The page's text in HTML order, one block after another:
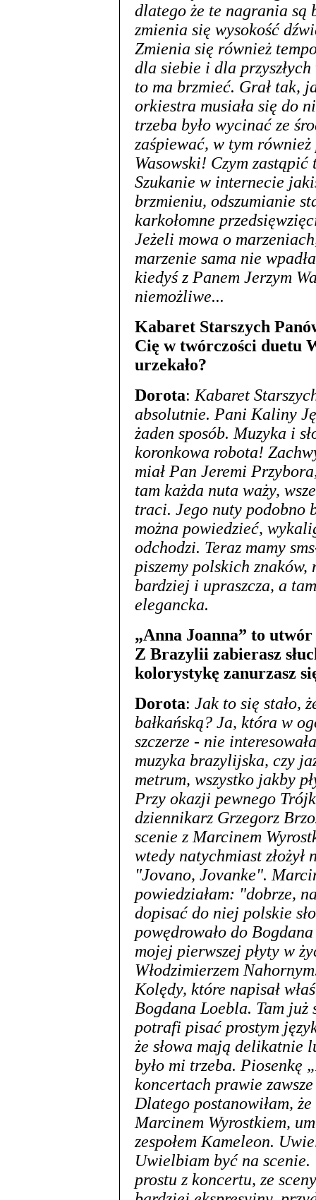
dlatego że te nagrania są
zmienia się wysokość
Zmienia się również
dla siebie i dla
to ma brzmieć. Grał tak,
orkiestra musiała się do
trzeba było wycinać ze
zaśpiewać, w tym
Wasowski! Czym
Szukanie w internecie
brzmieniu, odszumianie
karkołomne
Jeżeli mowa o
marzenie sama nie
kiedyś z Panem Jerzym
niemożliwe...
Kabaret Starszych
Cię w twórczości duetu
urzekało?
Dorota: Kabaret
absolutnie. Pani Kaliny
żaden sposób. Muzyka i
koronkowa robota!
miał Pan Jeremi
tam każda nuta waży,
traci. Jego nuty podobno
można powiedzieć,
odchodzi. Teraz mamy
piszemy polskich znaków,
bardziej i upraszcza, a
elegancka.
„Anna Joanna” to
Z Brazylii zabierasz
kolorystykę zanurzasz
Dorota: Jak to się stało,
bałkańską? Ja, która w
szczerze - nie
muzyka brazylijska, czy
metrum, wszystko jakby
Przy okazji pewnego
dziennikarz Grzegorz
scenie z Marcinem
wtedy natychmiast
"Jovano, Jovanke".
powiedziałam: "dobrze,
dopisać do niej polskie
powędrowało do
mojej pierwszej płyty w
Włodzimierzem
Kolędy, które napisał
Bogdana Loebla. Tam już
potrafi pisać prostym
że słowa mają delikatnie
było mi trzeba. Piosenkę
koncertach prawie
Dlatego postanowiłam,
Marcinem Wyrostkiem,
zespołem Kameleon.
Uwielbiam być na scenie.
prostu z koncertu, ze